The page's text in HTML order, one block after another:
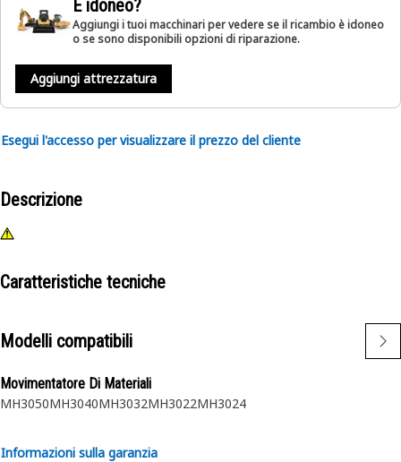
È idoneo?
Aggiungi i tuoi macchinari per vedere se il ricambio è idoneo
o se sono disponibili opzioni di riparazione.
Aggiungi attrezzatura
Esegui l'accesso per visualizzare il prezzo del cliente
Descrizione
Caratteristiche tecniche
Modelli compatibili
Movimentatore Di Materiali
MH3050MH3040MH3032MH3022MH3024
Informazioni sulla garanzia